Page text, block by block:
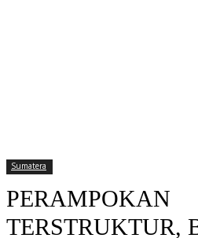
Sumatera
PERAMPOKAN
TERSTRUKTUR,